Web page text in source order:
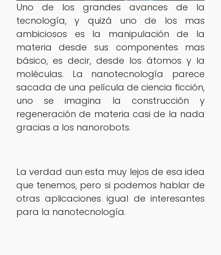
Uno de los grandes avances de la
tecnología, y quizá uno de los mas
ambiciosos es la manipulación de la
materia desde sus componentes mas
básico, es decir, desde los átomos y la
moléculas. La nanotecnología parece
sacada de una película de ciencia ficción,
uno se imagina la construcción y
regeneración de materia casi de la nada
gracias a los nanorobots.
La verdad aun esta muy lejos de esa idea
que tenemos, pero si podemos hablar de
otras aplicaciones igual de interesantes
para la nanotecnología.